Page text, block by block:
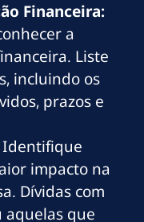
Financeira:
a
Liste
incluindo os
prazos e
Identifique
impacto na
Dívidas com
aquelas que